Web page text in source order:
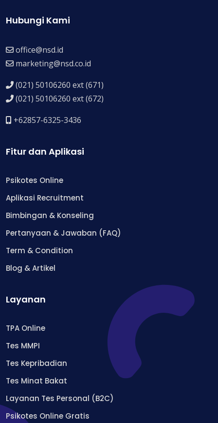
Hubungi Kami
office@nsd.id
marketing@nsd.co.id
(021) 50106260 ext (671)
(021) 50106260 ext (672)
+62857-6325-3436
Fitur dan Aplikasi
Psikotes Online
Aplikasi Recruitment
Bimbingan & Konseling
Pertanyaan & Jawaban (FAQ)
Term & Condition
Blog & Artikel
Layanan
TPA Online
Tes MMPI
Tes Kepribadian
Tes Minat Bakat
Layanan Tes Personal (B2C)
Psikotes Online Gratis